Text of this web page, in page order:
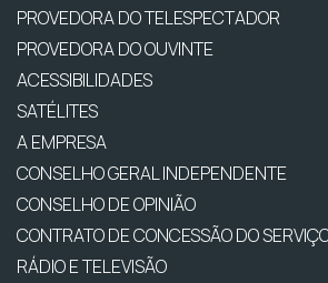
PROVEDORA DO TELESPECTADOR
PROVEDORA DO OUVINTE
ACESSIBILIDADES
SATÉLITES
A EMPRESA
CONSELHO GERAL INDEPENDENTE
CONSELHO DE OPINIÃO
CONTRATO DE CONCESSÃO DO
RÁDIO E TELEVISÃO